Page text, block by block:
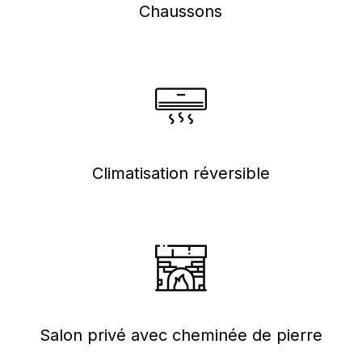
Chaussons
Climatisation réversible
Salon privé avec cheminée de pierre